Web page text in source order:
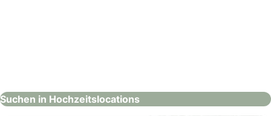
Suchen in Hochzeitslocations